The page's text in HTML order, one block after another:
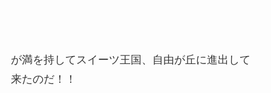
が満を持してスイーツ王国、自由が丘に進出して
来たのだ！！